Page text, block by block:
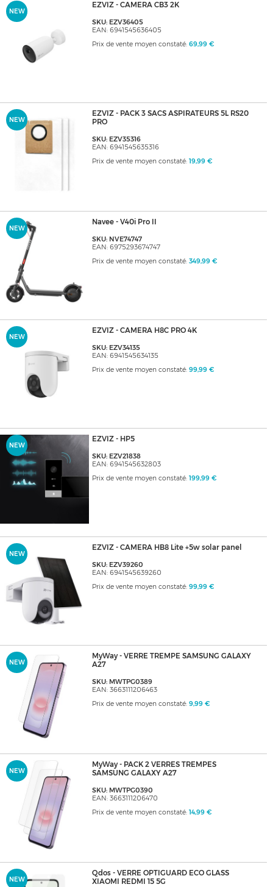
NEW
EZVIZ - CAMERA CB3 2K
SKU: EZV36405
EAN: 6941545636405
Prix de vente moyen constaté: 69,99 €
NEW
EZVIZ - PACK 3 SACS ASPIRATEURS 5L RS20
PRO
SKU: EZV35316
EAN: 6941545635316
Prix de vente moyen constaté: 19,99 €
NEW
Navee - V40i Pro II
SKU: NVE74747
EAN: 6975293674747
Prix de vente moyen constaté: 349,99 €
NEW
EZVIZ - CAMERA H8C PRO 4K
SKU: EZV34135
EAN: 6941545634135
Prix de vente moyen constaté: 99,99 €
NEW
EZVIZ - HP5
SKU: EZV21838
EAN: 6941545632803
Prix de vente moyen constaté: 199,99 €
NEW
EZVIZ - CAMERA HB8 Lite +5w solar panel
SKU: EZV39260
EAN: 6941545639260
Prix de vente moyen constaté: 99,99 €
NEW
MyWay - VERRE TREMPE SAMSUNG GALAXY
A27
SKU: MWTPG0389
EAN: 3663111206463
Prix de vente moyen constaté: 9,99 €
NEW
MyWay - PACK 2 VERRES TREMPES
SAMSUNG GALAXY A27
SKU: MWTPG0390
EAN: 3663111206470
Prix de vente moyen constaté: 14,99 €
NEW
Qdos - VERRE OPTIGUARD ECO GLASS
XIAOMI REDMI 15 5G